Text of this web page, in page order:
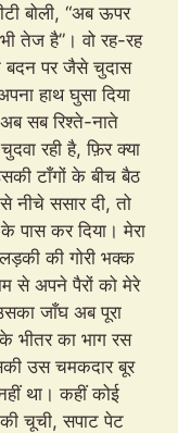
बोली, “अब ऊपर
तेज है”। वो रह-रह
बदन पर जैसे चुदास
हाथ घुसा दिया
सब रिश्ते-नाते
रही है, फ़िर क्या
टाँगों के बीच बैठ
नीचे ससार दी, तो
कर दिया। मेरा
की गोरी भक्क
से अपने पैरों को मेरे
जाँघ अब पूरा
भीतर का भाग रस
उस चमकदार बूर
था। कहीं कोई
चूची, सपाट पेट